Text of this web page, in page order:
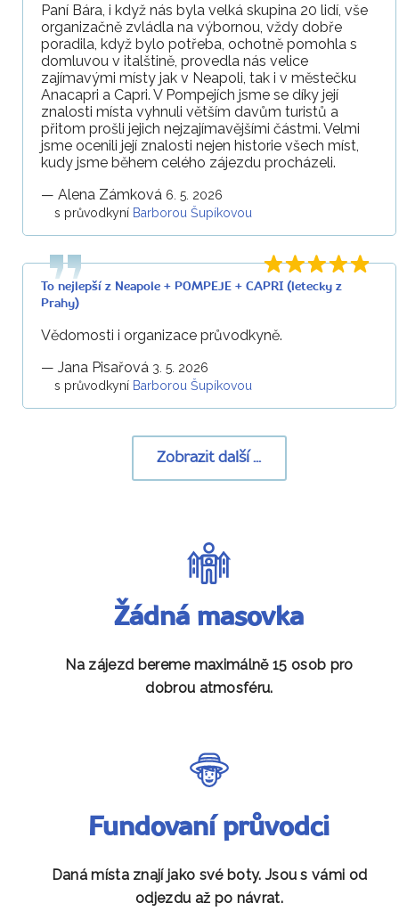
Paní Bára, i když nás byla velká skupina 20 lidí, vše
organizačně zvládla na výbornou, vždy dobře
poradila, když bylo potřeba, ochotně pomohla s
domluvou v italštině, provedla nás velice
zajímavými místy jak v Neapoli, tak i v městečku
Anacapri a Capri. V Pompejích jsme se díky její
znalosti místa vyhnuli větším davům turistů a
přitom prošli jejich nejzajímavějšími částmi. Velmi
jsme ocenili její znalosti nejen historie všech míst,
kudy jsme během celého zájezdu procházeli.
— Alena Zámková 6. 5. 2026
s průvodkyní Barborou Šupíkovou
To nejlepší z Neapole + POMPEJE + CAPRI (letecky z
Prahy)
Vědomosti i organizace průvodkyně.
— Jana Pisařová 3. 5. 2026
s průvodkyní Barborou Šupíkovou
Zobrazit další ...
Žádná masovka
Na zájezd bereme maximálně 15 osob pro
dobrou atmosféru.
Fundovaní průvodci
Daná místa znají jako své boty. Jsou s vámi od
odjezdu až po návrat.